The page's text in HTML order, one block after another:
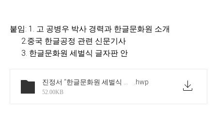
붙임: 1. 고 공병우 박사 경력과 한글문화원 소개
2.중국 한글공정 관련 신문기사
3. 한글문화원 세벌식 글자판 안
.hwp
52.00KB